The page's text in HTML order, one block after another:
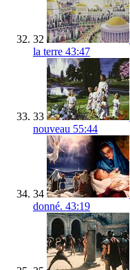
32
la terre 43:47
33
nouveau 55:44
34
donné. 43:19